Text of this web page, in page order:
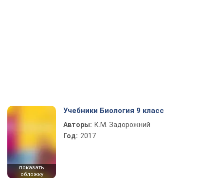
показать
обложку
Учебники Биология 9 класс
Авторы: К.М. Задорожний
Год: 2017